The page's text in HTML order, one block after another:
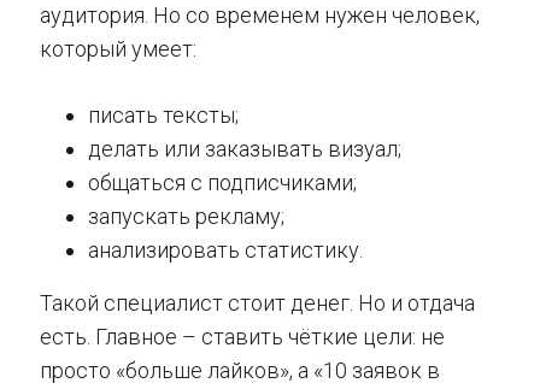
аудитория. Но со временем нужен человек,
который умеет:
писать тексты;
делать или заказывать визуал;
общаться с подписчиками;
запускать рекламу;
анализировать статистику.
Такой специалист стоит денег. Но и отдача
есть. Главное – ставить чёткие цели: не
просто «больше лайков», а «10 заявок в